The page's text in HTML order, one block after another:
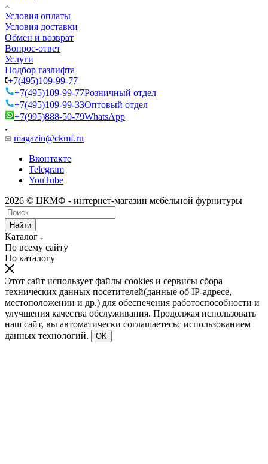
Условия оплаты
Условия доставки
Обмен и возврат
Вопрос-ответ
Услуги
Подбор газлифта
+7(495)109-99-77
+7(495)109-99-77Розничный отдел
+7(495)109-99-33Оптовый отдел
+7(995)888-50-79WhatsApp
magazin@ckmf.ru
Вконтакте
Telegram
YouTube
2026 © ЦКМФ - интернет-магазин мебельной фурнитуры
Найти
Каталог
По всему сайту
По каталогу
Этот сайт использует файлы cookies и сервисы сбора
технических данных посетителей(данные об IP-адресе,
местоположении и др.) для обеспечения работоспособности и
улучшения качества обслуживания. Продолжая использовать
наш сайт, вы автоматически соглашаетесьс использованием
данных технологий.
OK